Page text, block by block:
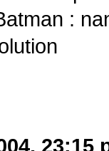
:
23:15